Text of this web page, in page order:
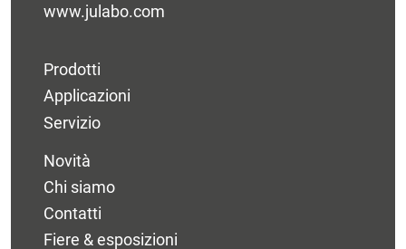
www.julabo.com
Prodotti
Applicazioni
Servizio
Novità
Chi siamo
Contatti
Fiere & esposizioni